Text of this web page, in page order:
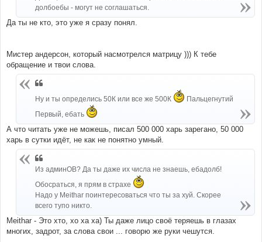
долбоебы - могут не соглашаться.
Да ты не кто, это уже я сразу понял.
Мистер андерсон, который насмотрелся матрицу ))) К тебе
обращение и твои слова.
Ну и ты определись 50К или все же 500К
Пальцегнутий
Первый, ебать
А что читать уже не можешь, писал 500 000 харь зарегано, 50 000
харь в сутки идёт, не как не понятно умный.
Из админОВ? Да ты даже их числа не знаешь, ебадолб!
Обосраться, я прям в страхе
Надо у Meithar поинтересоваться что ты за хуй. Скорее
всего тупо никто.
Meithar - Это хто, хо ха ха) Ты даже лицо своё теряешь в глазах
многих, задрот, за слова свои ... говорю же руки чешутся.